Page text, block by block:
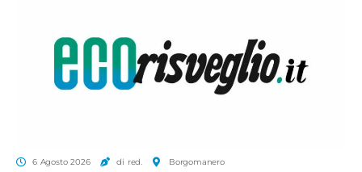
6 Agosto 2026 di red. Borgomanero